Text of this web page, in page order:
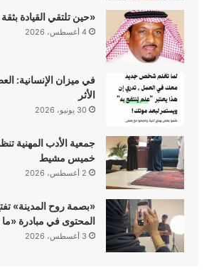
«حين تلتقي القيادة
4 أغسطس، 2026
في ميزان الإنسانية:
الأثر
30 يونيو، 2026
جمعية الأدب المهنية
خميس مشيط
2 أغسطس، 2026
«بصمة روح المدينة»
المحتوى في مبادرة
3 أغسطس، 2026